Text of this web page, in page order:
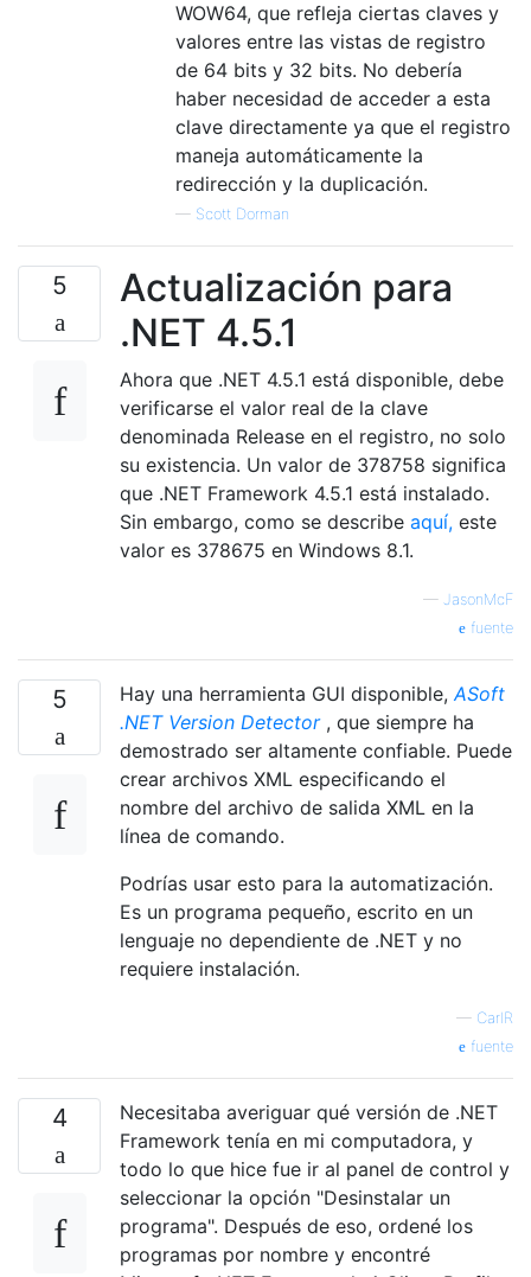
WOW64, que refleja ciertas claves y
valores entre las vistas de registro
de 64 bits y 32 bits. No debería
haber necesidad de acceder a esta
clave directamente ya que el registro
maneja automáticamente la
redirección y la duplicación.
— Scott Dorman
5
Actualización para
.NET 4.5.1
Ahora que .NET 4.5.1 está disponible, debe
verificarse el valor real de la clave
denominada Release en el registro, no solo
su existencia. Un valor de 378758 significa
que .NET Framework 4.5.1 está instalado.
Sin embargo, como se describe aquí, este
valor es 378675 en Windows 8.1.
— JasonMcF
fuente
5 Hay una herramienta GUI disponible,ASoft
.NET Version Detector, que siempre ha
demostrado ser altamente confiable. Puede
crear archivos XML especificando el
nombre del archivo de salida XML en la
línea de comando.
Podrías usar esto para la automatización.
Es un programa pequeño, escrito en un
lenguaje no dependiente de .NET y no
requiere instalación.
— CarlR
fuente
4
Necesitaba averiguar qué versión de .NET
Framework tenía en mi computadora, y
todo lo que hice fue ir al panel de control y
seleccionar la opción "Desinstalar un
programa". Después de eso, ordené los
programas por nombre y encontré